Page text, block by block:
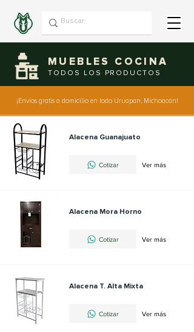
MUEBLES COCINA
TODOS LOS PRODUCTOS
¡Envíos gratis a domicilio en todo Uruapan, Michoacán!
Alacena Guanajuato
Ver más
Cotizar
Alacena Mora Horno
Ver más
Cotizar
Alacena T. Alta Mixta
Ver más
Cotizar